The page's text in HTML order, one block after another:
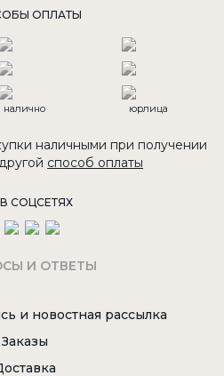
ОПЛАТЫ
налично юрлица
наличными при получении
способ оплаты
СОЦСЕТЯХ
И ОТВЕТЫ
и новостная рассылка
Заказы